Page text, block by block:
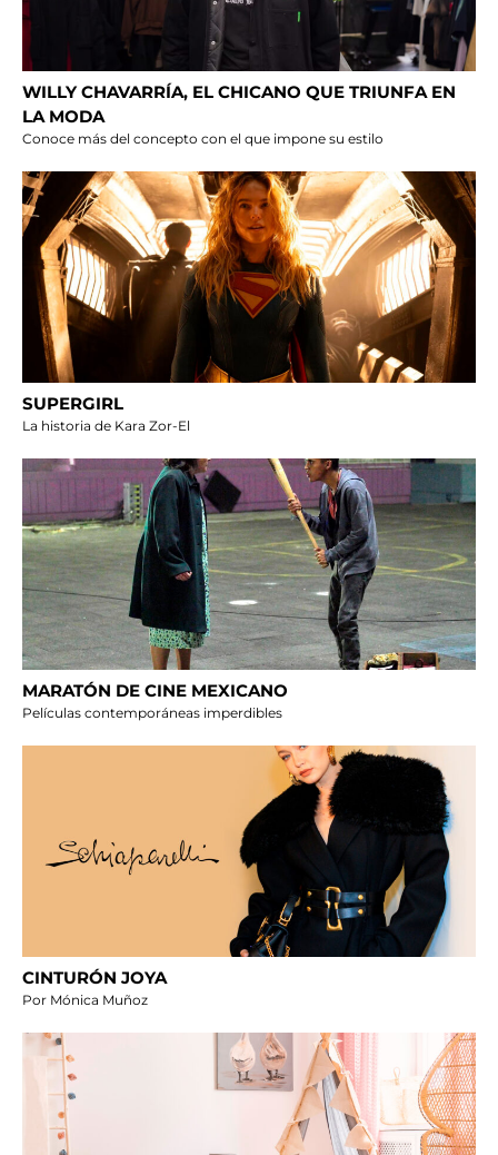
WILLY CHAVARRÍA, EL CHICANO QUE TRIUNFA EN
LA MODA
Conoce más del concepto con el que impone su estilo
SUPERGIRL
La historia de Kara Zor-El
MARATÓN DE CINE MEXICANO
Películas contemporáneas imperdibles
CINTURÓN JOYA
Por Mónica Muñoz